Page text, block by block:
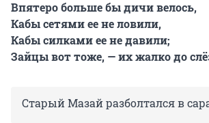
Впятеро больше бы дичи велось,
Кабы сетями ее не ловили,
Кабы силками ее не давили;
Зайцы вот тоже, — их жалко до
Старый Мазай разболтался в